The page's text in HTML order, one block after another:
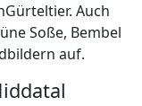
Auch
Soße, Bembel
auf.